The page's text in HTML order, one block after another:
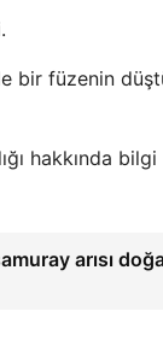
bir füzenin
hakkında bilgi
arısı